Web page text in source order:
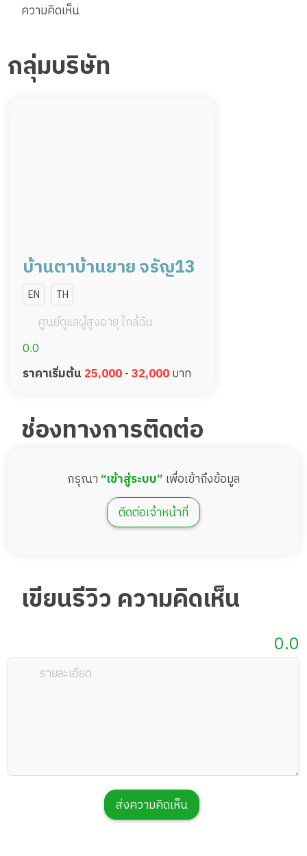
ความคิดเห็น
กลุ่มบริษัท
บ้านตาบ้านยาย จรัญ13
EN TH
ศูนย์ดูแลผู้สูงอายุ ใกล้ฉัน
0.0
ราคาเริ่มต้น 25,000-32,000บาท
ช่องทางการติดต่อ
กรุณา “เข้าสู่ระบบ” เพื่อเข้าถึงข้อมูล
ติดต่อเจ้าหน้าที่
เขียนรีวิว ความคิดเห็น
0.0
ส่งความคิดเห็น